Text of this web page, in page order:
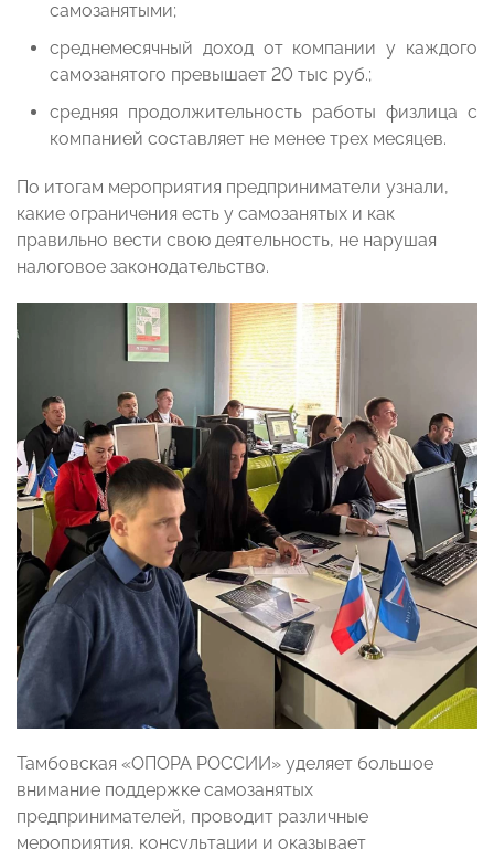
самозанятыми;
среднемесячный доход от компании у каждого
самозанятого превышает 20 тыс руб.;
средняя продолжительность работы физлица с
компанией составляет не менее трех месяцев.
По итогам мероприятия предприниматели узнали,
какие ограничения есть у самозанятых и как
правильно вести свою деятельность, не нарушая
налоговое законодательство.
Тамбовская «ОПОРА РОССИИ» уделяет большое
внимание поддержке самозанятых
предпринимателей, проводит различные
мероприятия, консультации и оказывает